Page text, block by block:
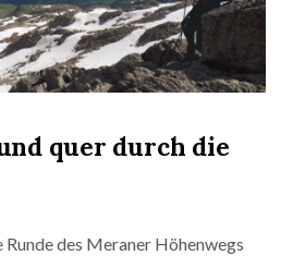
quer durch die
Runde des Meraner Höhenwegs